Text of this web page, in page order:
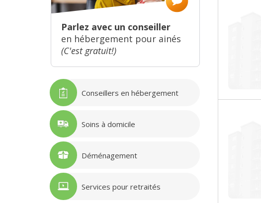
Parlez avec un conseiller
en hébergement pour ainés
(C'est gratuit!)
Conseillers en hébergement
Soins à domicile
Déménagement
Services pour retraités